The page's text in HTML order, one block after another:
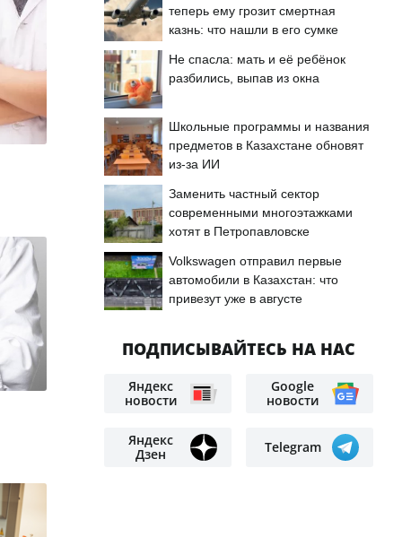
теперь ему грозит смертная
казнь: что нашли в его сумке
Не спасла: мать и её ребёнок
разбились, выпав из окна
Школьные программы и названия
предметов в Казахстане обновят
из-за ИИ
Заменить частный сектор
современными многоэтажками
хотят в Петропавловске
Volkswagen отправил первые
автомобили в Казахстан: что
привезут уже в августе
ПОДПИСЫВАЙТЕСЬ НА НАС
Яндекс
новости
Google
новости
Яндекс
Дзен
Telegram